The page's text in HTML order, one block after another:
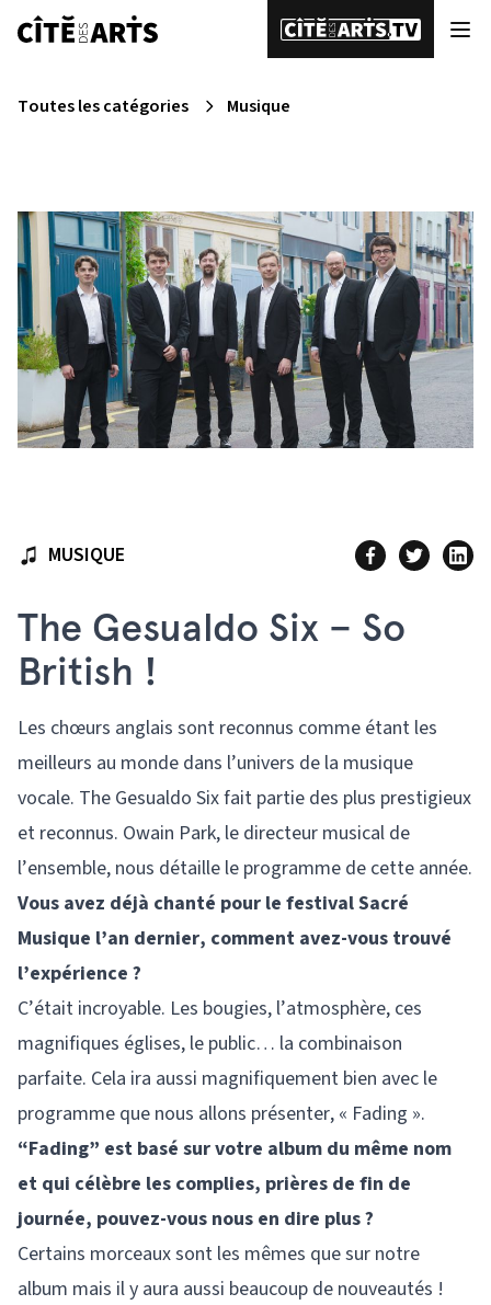
Toutes les catégories Musique
MUSIQUE
The Gesualdo Six – So
British !
Les chœurs anglais sont reconnus comme étant les
meilleurs au monde dans l’univers de la musique
vocale. The Gesualdo Six fait partie des plus prestigieux
et reconnus. Owain Park, le directeur musical de
l’ensemble, nous détaille le programme de cette année.
Vous avez déjà chanté pour le festival Sacré
Musique l’an dernier, comment avez-vous trouvé
l’expérience ?
C’était incroyable. Les bougies, l’atmosphère, ces
magnifiques églises, le public… la combinaison
parfaite. Cela ira aussi magnifiquement bien avec le
programme que nous allons présenter, « Fading ».
“Fading” est basé sur votre album du même nom
et qui célèbre les complies, prières de fin de
journée, pouvez-vous nous en dire plus ?
Certains morceaux sont les mêmes que sur notre
album mais il y aura aussi beaucoup de nouveautés !